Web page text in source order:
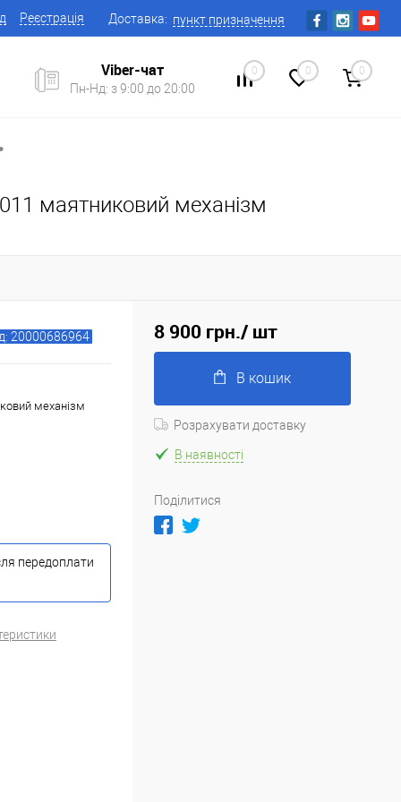
Реєстрація Доставка: пункт призначення
Viber-чат
Пн-Нд: з 9:00 до 20:00
0 0 0
маятниковий механізм
20000686964
механізм
передоплати
8 900 грн./ шт
В кошик
Розрахувати доставку
В наявності
Поділитися